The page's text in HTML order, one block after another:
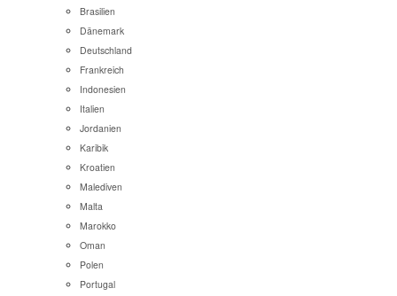
Brasilien
Dänemark
Deutschland
Frankreich
Indonesien
Italien
Jordanien
Karibik
Kroatien
Malediven
Malta
Marokko
Oman
Polen
Portugal